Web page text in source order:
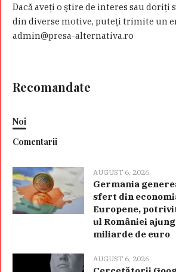
Dacă aveţi o ştire de interes sau doriţi
din diverse motive, puteţi trimite un
admin@presa-alternativa.ro
Recomandate
Noi
Comentarii
AUGUST 6, 2026
Germania
sfert din
Europene,
ul României
miliarde de euro
AUGUST 6, 2026